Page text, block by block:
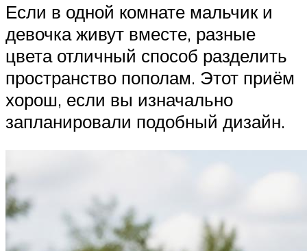
Если в одной комнате мальчик и
девочка живут вместе, разные
цвета отличный способ разделить
пространство пополам. Этот приём
хорош, если вы изначально
запланировали подобный дизайн.